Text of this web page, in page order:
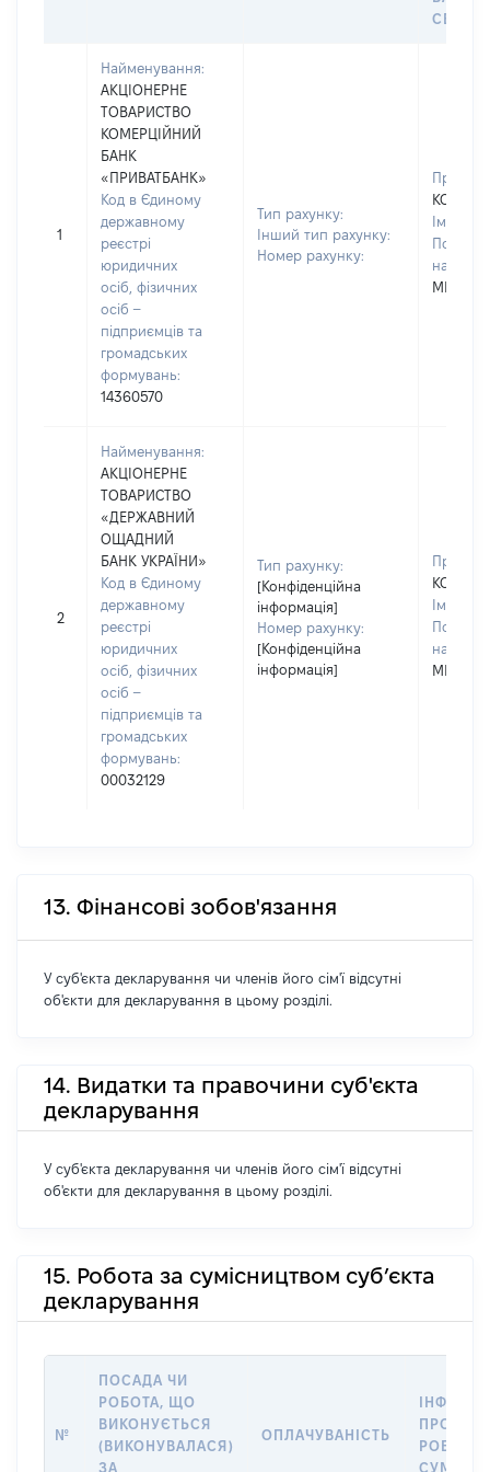
СЕЙФУ
1
Найменування:
АКЦІОНЕРНЕ
ТОВАРИСТВО
КОМЕРЦІЙНИЙ
БАНК
«ПРИВАТБАНК»
Код в Єдиному
державному
реєстрі
юридичних
осіб, фізичних
осіб –
підприємців та
громадських
формувань:
14360570
Тип рахунку:
Інший тип рахунку:
Номер рахунку:
Ім'я:
По
2
Найменування:
АКЦІОНЕРНЕ
ТОВАРИСТВО
«ДЕРЖАВНИЙ
ОЩАДНИЙ
БАНК УКРАЇНИ»
Код в Єдиному
державному
реєстрі
юридичних
осіб, фізичних
осіб –
підприємців та
громадських
формувань:
00032129
Тип рахунку:
[Конфіденційна
інформація]
Номер рахунку:
[Конфіденційна
інформація]
Ім'я:
По
13. Фінансові зобов'язання
У суб'єкта декларування чи членів його сім'ї відсутні
об'єкти для декларування в цьому розділі.
14. Видатки та правочини суб'єкта
декларування
У суб'єкта декларування чи членів його сім'ї відсутні
об'єкти для декларування в цьому розділі.
15. Робота за сумісництвом суб’єкта
декларування
№
ПОСАДА ЧИ
РОБОТА, ЩО
ВИКОНУЄТЬСЯ
(ВИКОНУВАЛАСЯ)
ЗА
ОПЛАЧУВАНІСТЬ
ПРО
РОБОТИ